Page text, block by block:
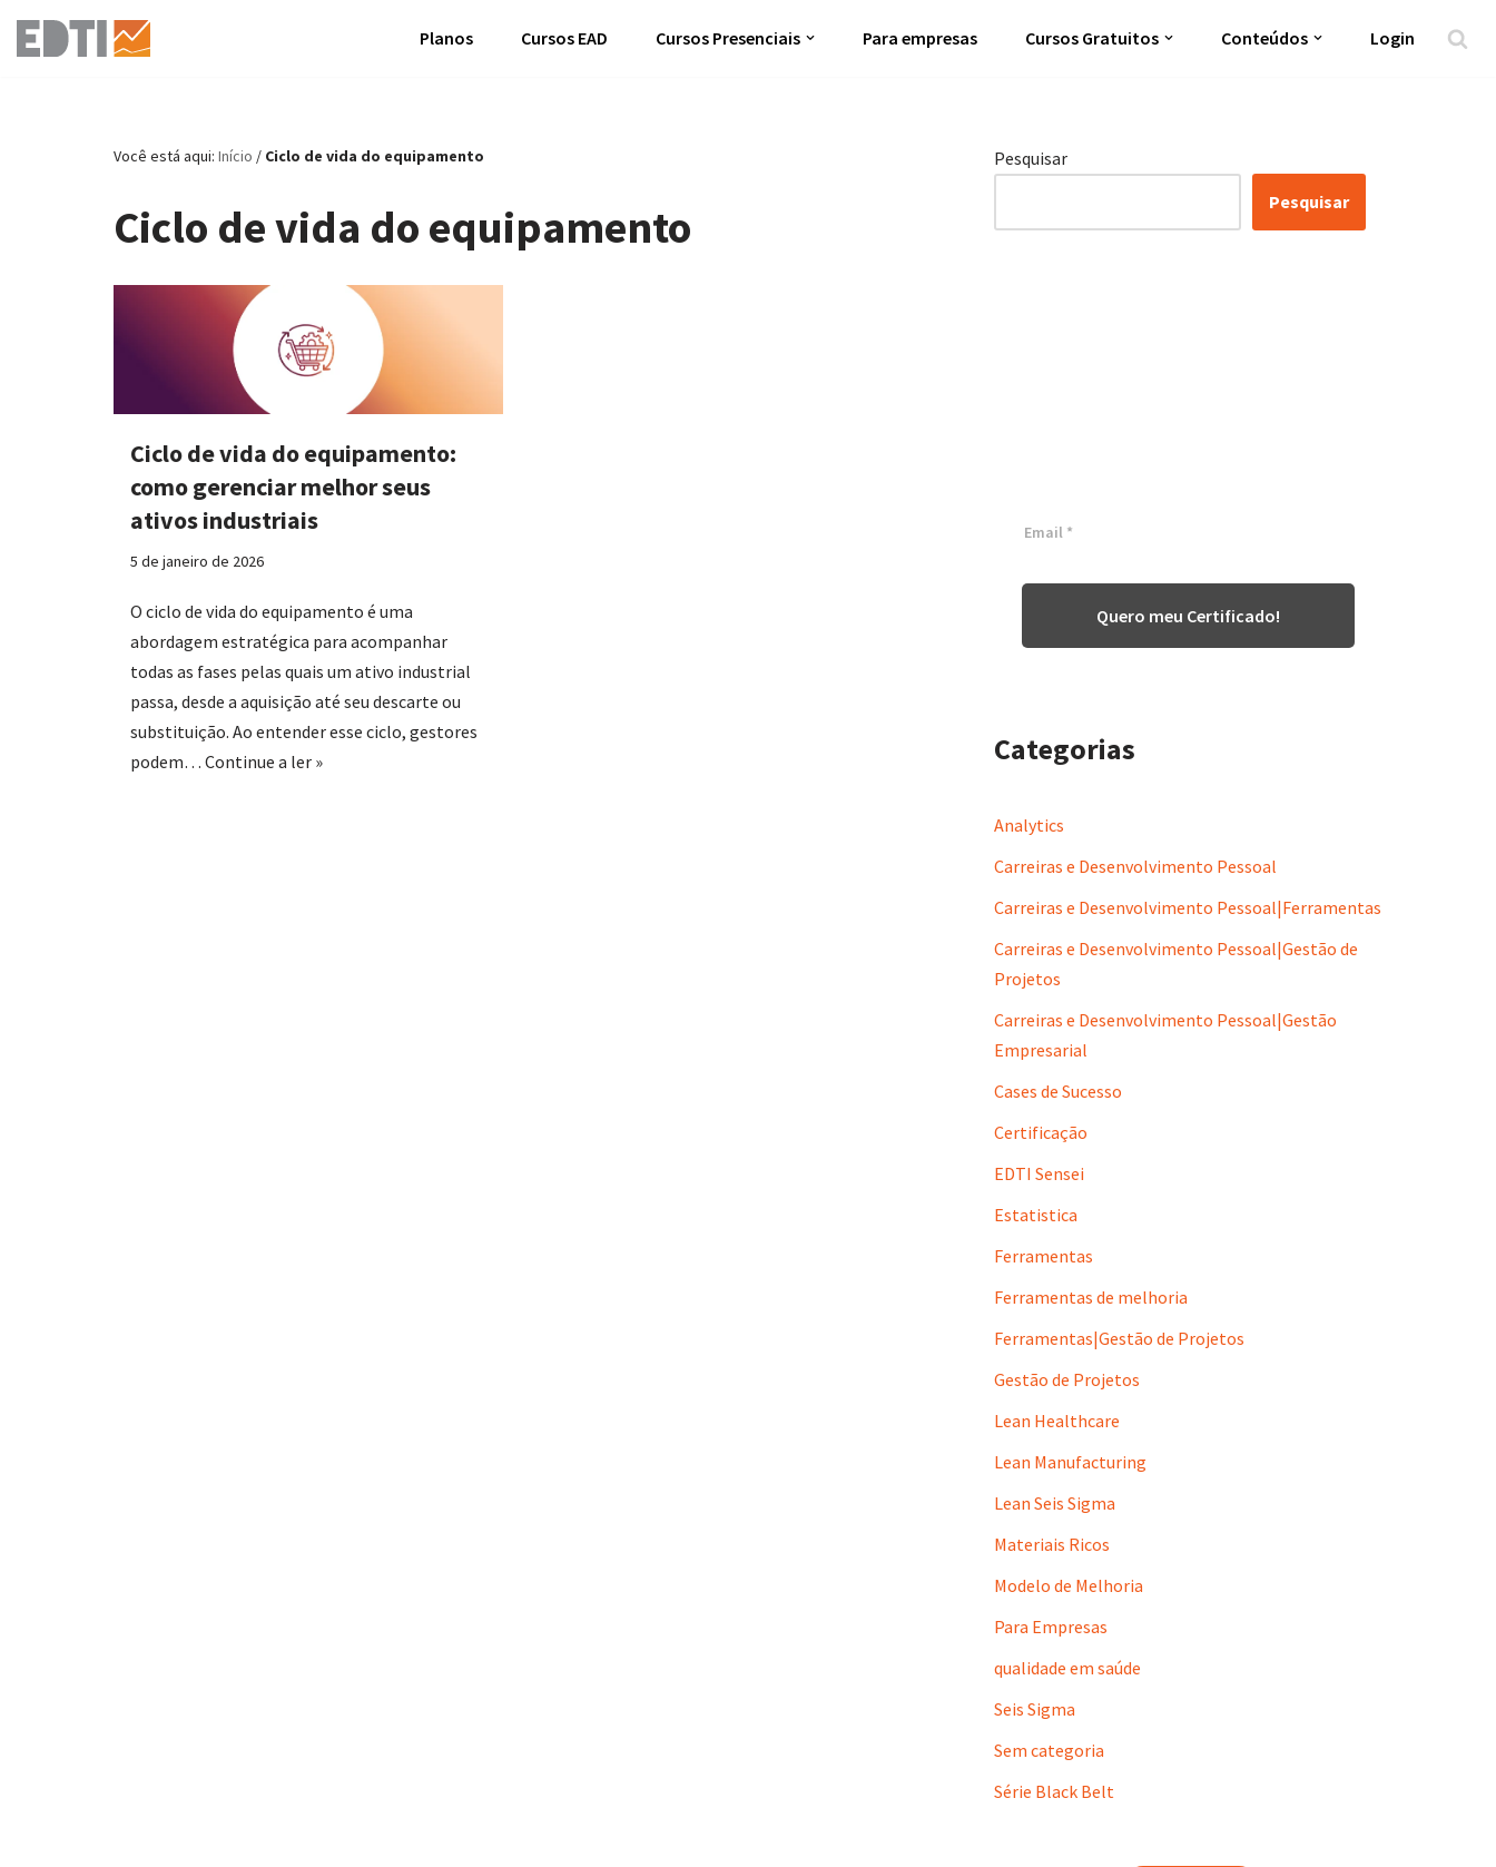
Pular
Planos Cursos EAD Cursos Presenciais Para empresas Cursos Gratuitos Conteúdos Login
Você está aqui: Início / Ciclo de vida do equipamento
Ciclo de vida do equipamento
Ciclo de vida do equipamento:
como gerenciar melhor seus
ativos industriais
5 de janeiro de 2026
O ciclo de vida do equipamento é uma
abordagem estratégica para acompanhar
todas as fases pelas quais um ativo industrial
passa, desde a aquisição até seu descarte ou
substituição. Ao entender esse ciclo, gestores
podem… Continue a ler »
Pesquisar
Pesquisar
Quero meu Certificado!
Categorias
Analytics
Carreiras e Desenvolvimento Pessoal
Carreiras e Desenvolvimento Pessoal|Ferramentas
Carreiras e Desenvolvimento Pessoal|Gestão de
Projetos
Carreiras e Desenvolvimento Pessoal|Gestão
Empresarial
Cases de Sucesso
Certificação
EDTI Sensei
Estatistica
Ferramentas
Ferramentas de melhoria
Ferramentas|Gestão de Projetos
Gestão de Projetos
Lean Healthcare
Lean Manufacturing
Lean Seis Sigma
Materiais Ricos
Modelo de Melhoria
Para Empresas
qualidade em saúde
Seis Sigma
Sem categoria
Série Black Belt